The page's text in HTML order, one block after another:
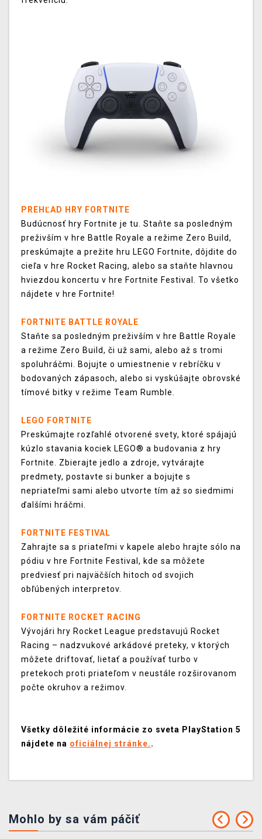
PREHĽAD HRY FORTNITE
Budúcnosť hry Fortnite je tu. Staňte sa posledným
preživším v hre Battle Royale a režime Zero Build,
preskúmajte a prežite hru LEGO Fortnite, dôjdite do
cieľa v hre Rocket Racing, alebo sa staňte hlavnou
hviezdou koncertu v hre Fortnite Festival. To všetko
nájdete v hre Fortnite!
FORTNITE BATTLE ROYALE
Staňte sa posledným preživším v hre Battle Royale
a režime Zero Build, či už sami, alebo až s tromi
spoluhráčmi. Bojujte o umiestnenie v rebríčku v
bodovaných zápasoch, alebo si vyskúšajte obrovské
tímové bitky v režime Team Rumble.
LEGO FORTNITE
Preskúmajte rozľahlé otvorené svety, ktoré spájajú
kúzlo stavania kociek LEGO® a budovania z hry
Fortnite. Zbierajte jedlo a zdroje, vytvárajte
predmety, postavte si bunker a bojujte s
nepriateľmi sami alebo utvorte tím až so siedmimi
ďalšími hráčmi.
FORTNITE FESTIVAL
Zahrajte sa s priateľmi v kapele alebo hrajte sólo na
pódiu v hre Fortnite Festival, kde sa môžete
predviesť pri najväčších hitoch od svojich
obľúbených interpretov.
FORTNITE ROCKET RACING
Vývojári hry Rocket League predstavujú Rocket
Racing – nadzvukové arkádové preteky, v ktorých
môžete driftovať, lietať a používať turbo v
pretekoch proti priateľom v neustále rozširovanom
počte okruhov a režimov.
Všetky dôležité informácie zo sveta PlayStation 5
nájdete na oficiálnej stránke..
Mohlo by sa vám páčiť